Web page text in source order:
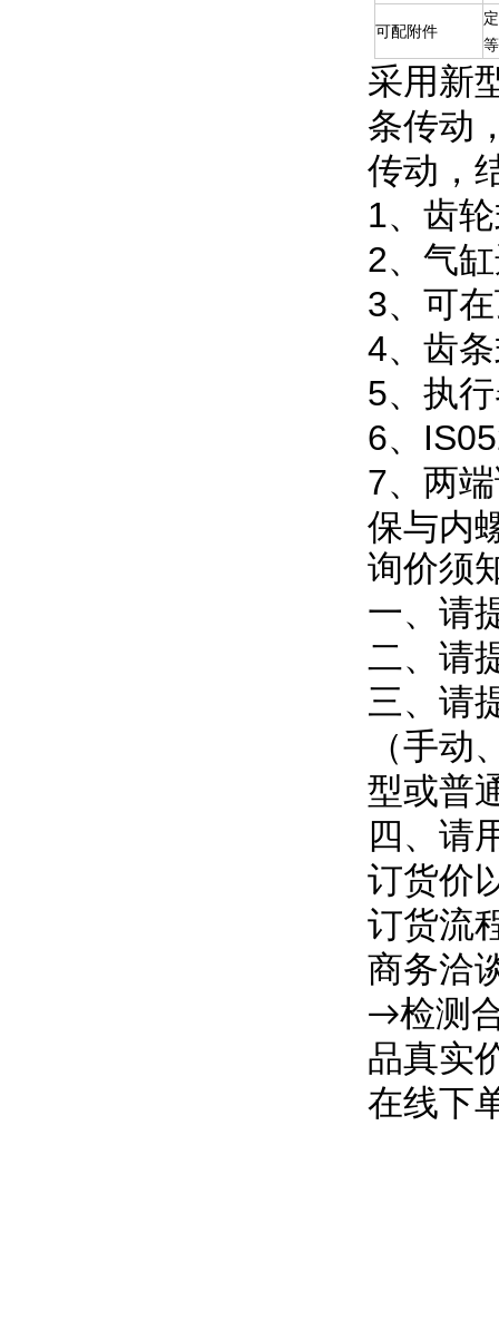
可配附件
等
采用新
条传动
传动，
1、齿
2、气
3、可
4、齿
5、执
6、
7、两
保与内
询价须
一、请
二、请
三、请
（手
型或普
四、请
订货价
订货流
商务洽
→检测
品真实
在线下